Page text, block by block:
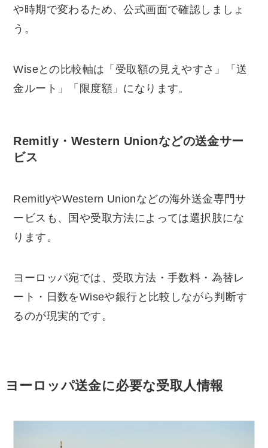
や時期で変わるため、公式画面で確認しましょ
う。
Wiseとの比較軸は「受取額の見えやすさ」「送
金ルート」「限度額」になります。
Remitly・Western Unionなどの送金サー
ビス
RemitlyやWestern Unionなどの海外送金専門サ
ービスも、国や受取方法によっては選択肢にな
ります。
ヨーロッパ宛では、受取方法・手数料・為替レ
ート・日数をWiseや銀行と比較しながら判断す
るのが現実的です。
ヨーロッパ送金に必要な受取人情報